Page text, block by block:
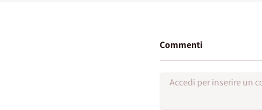
Commenti